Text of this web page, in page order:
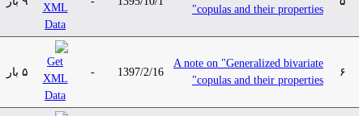
copulas and their properties"
A note on "Generalized bivariate
copulas and their properties"
1397/2/16